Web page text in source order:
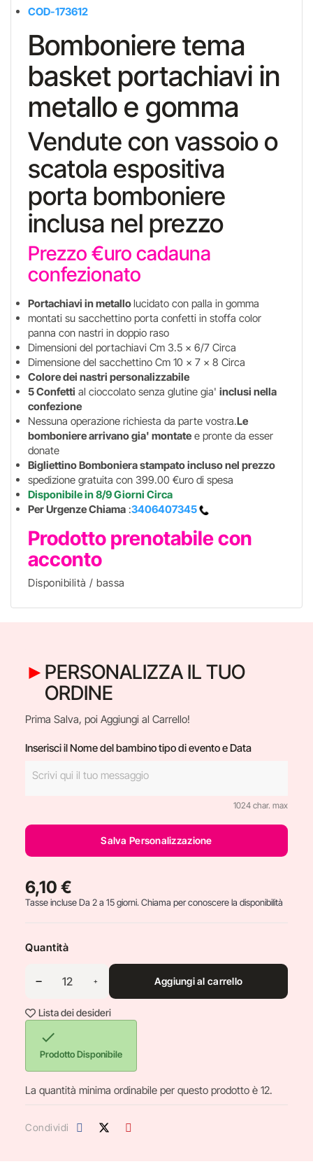
COD-173612
Bomboniere tema
basket portachiavi in
metallo e gomma
Vendute con vassoio o
scatola espositiva
porta bomboniere
inclusa nel prezzo
Prezzo €uro cadauna
confezionato
Portachiavi in metallolucidato con palla in gomma
montati su sacchettino porta confetti in stoffa color
panna con nastri in doppio raso
Dimensioni del portachiavi Cm 3.5 x 6/7 Circa
Dimensione del sacchettino Cm 10 x 7 x 8 Circa
Colore dei nastri personalizzabile
5 Confetti al cioccolato senza glutine gia' inclusi nella
confezione
Nessuna operazione richiesta da parte vostra.Le
bomboniere arrivano gia' montate e pronte da esser
donate
Bigliettino Bomboniera stampato incluso nel prezzo
spedizione gratuita con 399.00 €uro di spesa
Disponibile in 8/9 Giorni Circa
Per Urgenze Chiama :3406407345
Prodotto prenotabile con
acconto
Disponibilità / bassa
PERSONALIZZA IL TUO
ORDINE
Prima Salva, poi Aggiungi al Carrello!
Inserisci il Nome del bambino tipo di evento e Data
1024 char. max
Salva Personalizzazione
6,10 €
Tasse incluseDa 2 a 15 giorni. Chiama per conoscere la disponibilità
Quantità
Aggiungi al carrello
Lista dei desideri

Prodotto Disponibile
La quantità minima ordinabile per questo prodotto è 12.
Condividi